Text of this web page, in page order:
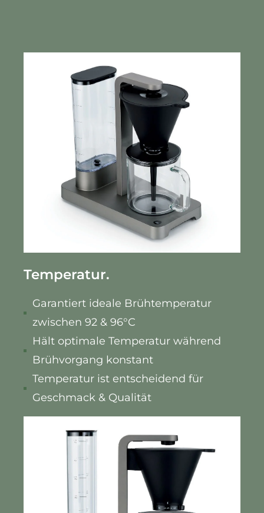
Temperatur.
Garantiert ideale Brühtemperatur
zwischen 92 & 96°C
Hält optimale Temperatur während
Brühvorgang konstant
Temperatur ist entscheidend für
Geschmack & Qualität